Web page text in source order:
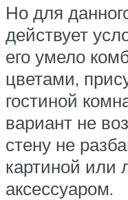
Но для
действует
его умело
цветами,
гостиной
вариант не
стену не
картиной
аксессуаром.